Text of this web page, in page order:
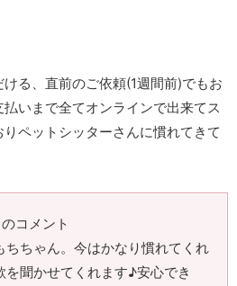
る、直前のご依頼(1週間前)でもお
いまで全てオンラインで出来てス
ペットシッターさんに慣れてきて
のコメント
ちちゃん。今はかなり慣れてくれ
聞かせてくれます♪安心でき